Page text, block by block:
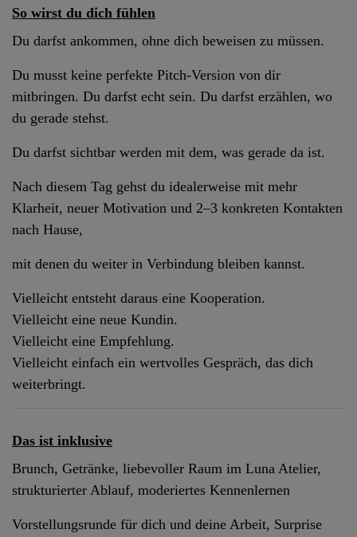
So wirst du dich fühlen
Du darfst ankommen, ohne dich beweisen zu müssen.
Du musst keine perfekte Pitch-Version von dir
mitbringen. Du darfst echt sein. Du darfst erzählen, wo
du gerade stehst.
Du darfst sichtbar werden mit dem, was gerade da ist.
Nach diesem Tag gehst du idealerweise mit mehr
Klarheit, neuer Motivation und 2–3 konkreten Kontakten
nach Hause,
mit denen du weiter in Verbindung bleiben kannst.
Vielleicht entsteht daraus eine Kooperation.
Vielleicht eine neue Kundin.
Vielleicht eine Empfehlung.
Vielleicht einfach ein wertvolles Gespräch, das dich
weiterbringt.
Das ist inklusive
Brunch, Getränke, liebevoller Raum im Luna Atelier,
strukturierter Ablauf, moderiertes Kennenlernen
Vorstellungsrunde für dich und deine Arbeit, Surprise